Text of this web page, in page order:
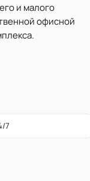
и малого
офисной
7